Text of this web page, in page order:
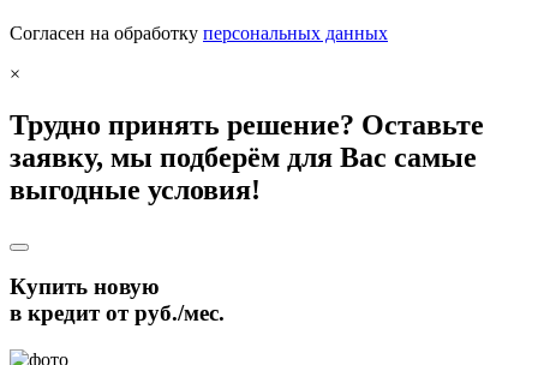
Согласен на обработку персональных данных
×
Трудно принять решение? Оставьте
заявку, мы подберём для Вас самые
выгодные условия!
Купить новую
в кредит отруб./мес.